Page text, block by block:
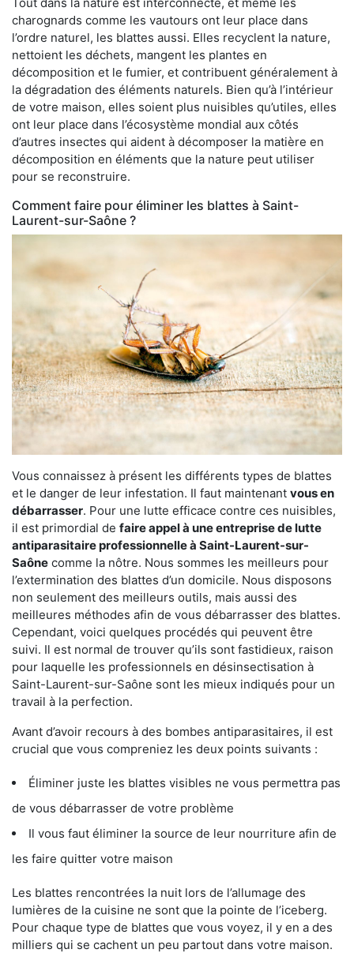
Tout dans la nature est interconnecté, et même les
charognards comme les vautours ont leur place dans
l’ordre naturel, les blattes aussi. Elles recyclent la nature,
nettoient les déchets, mangent les plantes en
décomposition et le fumier, et contribuent généralement à
la dégradation des éléments naturels. Bien qu’à l’intérieur
de votre maison, elles soient plus nuisibles qu’utiles, elles
ont leur place dans l’écosystème mondial aux côtés
d’autres insectes qui aident à décomposer la matière en
décomposition en éléments que la nature peut utiliser
pour se reconstruire.
Comment faire pour éliminer les blattes à Saint-
Laurent-sur-Saône ?
Vous connaissez à présent les différents types de blattes
et le danger de leur infestation. Il faut maintenant vous en
débarrasser. Pour une lutte efficace contre ces nuisibles,
il est primordial de faire appel à une entreprise de lutte
antiparasitaire professionnelle à Saint-Laurent-sur-
Saône comme la nôtre. Nous sommes les meilleurs pour
l’extermination des blattes d’un domicile. Nous disposons
non seulement des meilleurs outils, mais aussi des
meilleures méthodes afin de vous débarrasser des blattes.
Cependant, voici quelques procédés qui peuvent être
suivi. Il est normal de trouver qu’ils sont fastidieux, raison
pour laquelle les professionnels en désinsectisation à
Saint-Laurent-sur-Saône sont les mieux indiqués pour un
travail à la perfection.
Avant d’avoir recours à des bombes antiparasitaires, il est
crucial que vous compreniez les deux points suivants :
Éliminer juste les blattes visibles ne vous permettra pas
de vous débarrasser de votre problème
Il vous faut éliminer la source de leur nourriture afin de
les faire quitter votre maison
Les blattes rencontrées la nuit lors de l’allumage des
lumières de la cuisine ne sont que la pointe de l’iceberg.
Pour chaque type de blattes que vous voyez, il y en a des
milliers qui se cachent un peu partout dans votre maison.